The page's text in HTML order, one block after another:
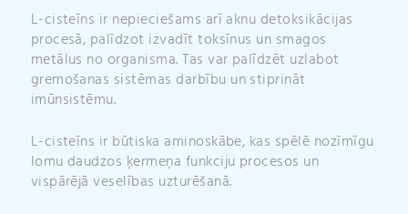
L-cisteīns ir nepieciešams arī aknu detoksikācijas
procesā, palīdzot izvadīt toksīnus un smagos
metālus no organisma. Tas var palīdzēt uzlabot
gremošanas sistēmas darbību un stiprināt
imūnsistēmu.
L-cisteīns ir būtiska aminoskābe, kas spēlē nozīmīgu
lomu daudzos ķermeņa funkciju procesos un
vispārējā veselības uzturēšanā.